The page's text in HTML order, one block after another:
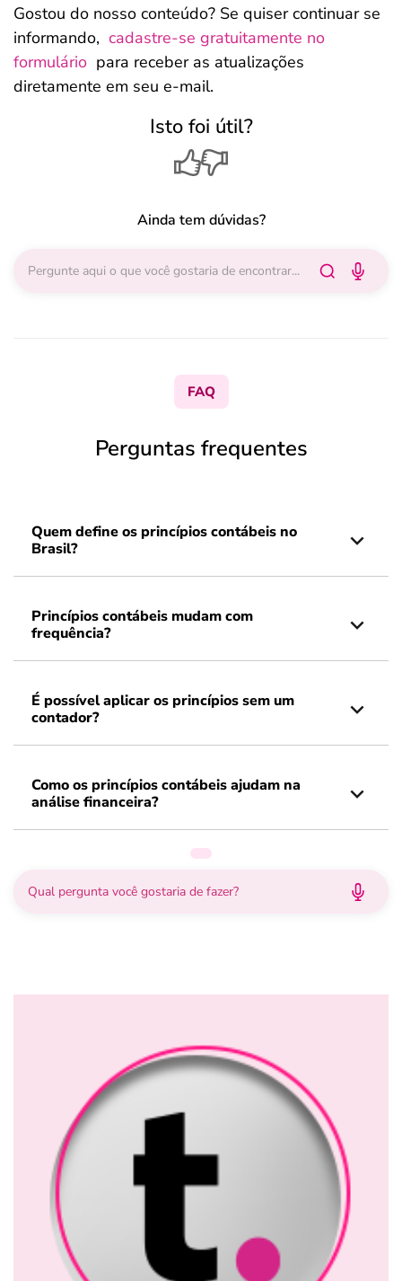
Gostou do nosso conteúdo? Se quiser continuar se
informando, cadastre-se gratuitamente no
formulário para receber as atualizações
diretamente em seu e-mail.
Isto foi útil?
Ainda tem dúvidas?
FAQ
Perguntas frequentes
Quem define os princípios contábeis no
Brasil?
Princípios contábeis mudam com
frequência?
É possível aplicar os princípios sem um
contador?
Como os princípios contábeis ajudam na
análise financeira?